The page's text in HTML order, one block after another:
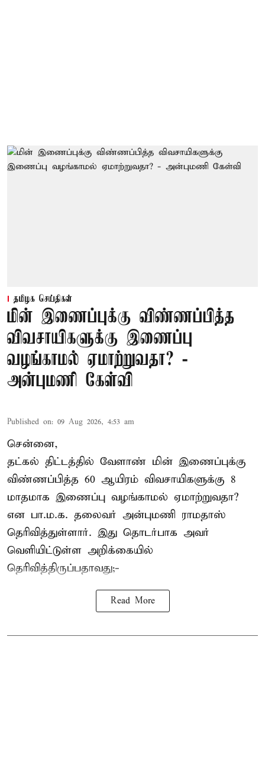
தமிழக செய்திகள்
மின் இணைப்புக்கு விண்ணப்பித்த
விவசாயிகளுக்கு இணைப்பு
வழங்காமல் ஏமாற்றுவதா? -
அன்புமணி கேள்வி
Published on: 09 Aug 2026, 4:53 am
சென்னை,
தட்கல் திட்டத்தில் வேளாண் மின் இணைப்புக்கு
விண்ணப்பித்த 60 ஆயிரம் விவசாயிகளுக்கு 8
மாதமாக இணைப்பு வழங்காமல் ஏமாற்றுவதா?
என பா.ம.க. தலைவர் அன்புமணி ராமதாஸ்
தெரிவித்துள்ளார். இது தொடர்பாக அவர்
வெளியிட்டுள்ள அறிக்கையில்
தெரிவித்திருப்பதாவது;-
Read More